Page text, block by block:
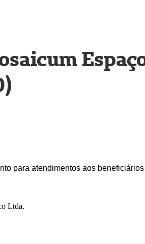
para atendimentos aos
Ltda.